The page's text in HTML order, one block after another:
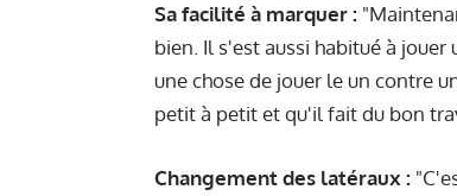
Sa facilité à marquer :
bien. Il s'est aussi habitué à
une chose de jouer le un contre
petit à petit et qu'il fait du bon
Changement des latéraux :